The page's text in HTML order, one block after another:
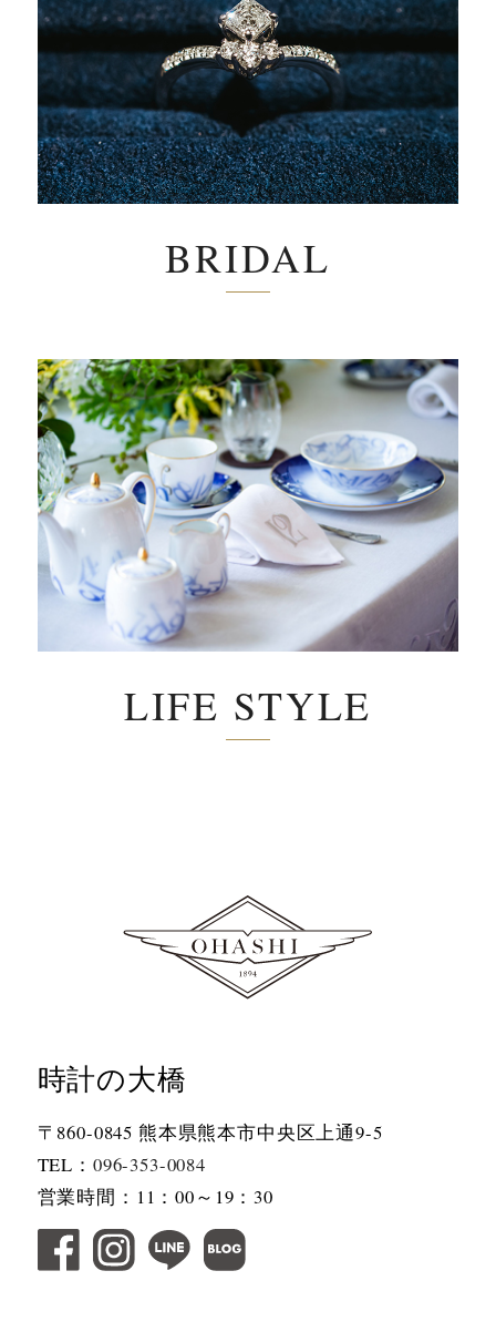
BRIDAL
LIFE STYLE
時計の大橋
〒860-0845 熊本県熊本市中央区上通9-5
TEL： 096-353-0084
営業時間：11：00～19：30